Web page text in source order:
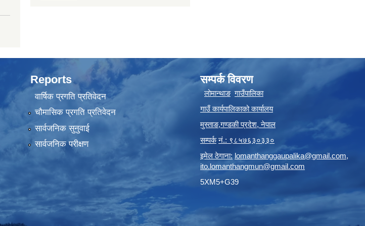
Reports
वार्षिक प्रगति प्रतिवेदन
चौमासिक प्रगति प्रतिवेदन
सार्वजनिक सुनुवाई
सार्वजनिक परीक्षण
सम्पर्क विवरण
लोमान्थाङ गाउँपालिका
गाउँ कार्यपालिकाको कार्यालय
मुस्ताङ,गण्डकी प्रदेश,नेपाल
सम्पर्क नं.: ९८५७६३०३३०
इमेल ठेगाना: lomanthanggaupalika@gmail.com,
ito.lomanthangmun@gmail.com
5XM5+G39